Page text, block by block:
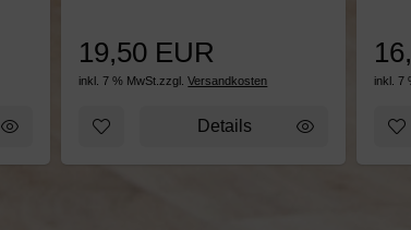
Schneidebrett Werk.Wood
19,50 EUR
inkl. 7 % MwSt. zzgl.Versandkosten
Zum Merkzettel hinzufügen:
Details
inkl. 7